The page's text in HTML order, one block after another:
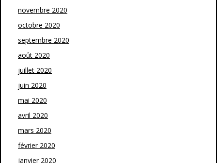
novembre 2020
octobre 2020
septembre 2020
août 2020
juillet 2020
juin 2020
mai 2020
avril 2020
mars 2020
février 2020
janvier 2020